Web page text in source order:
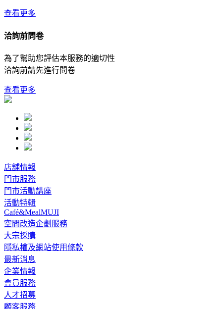
查看更多
洽詢前問卷
為了幫助您評估本服務的適切性
洽詢前請先進行問卷
查看更多
店舖情報
門市服務
門市活動講座
活動特輯
Café&MealMUJI
空間改造企劃服務
大宗採購
隱私權及網站使用條款
最新消息
企業情報
會員服務
人才招募
顧客服務